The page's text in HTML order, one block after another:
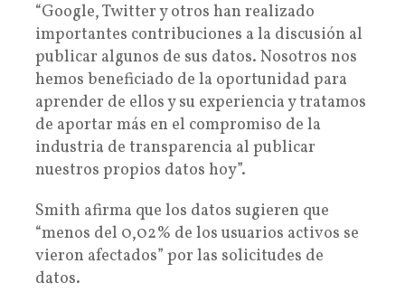
“Google, Twitter y otros han realizado
importantes contribuciones a la discusión al
publicar algunos de sus datos. Nosotros nos
hemos beneficiado de la oportunidad para
aprender de ellos y su experiencia y tratamos
de aportar más en el compromiso de la
industria de transparencia al publicar
nuestros propios datos hoy”.
Smith afirma que los datos sugieren que
“menos del 0,02% de los usuarios activos se
vieron afectados” por las solicitudes de
datos.